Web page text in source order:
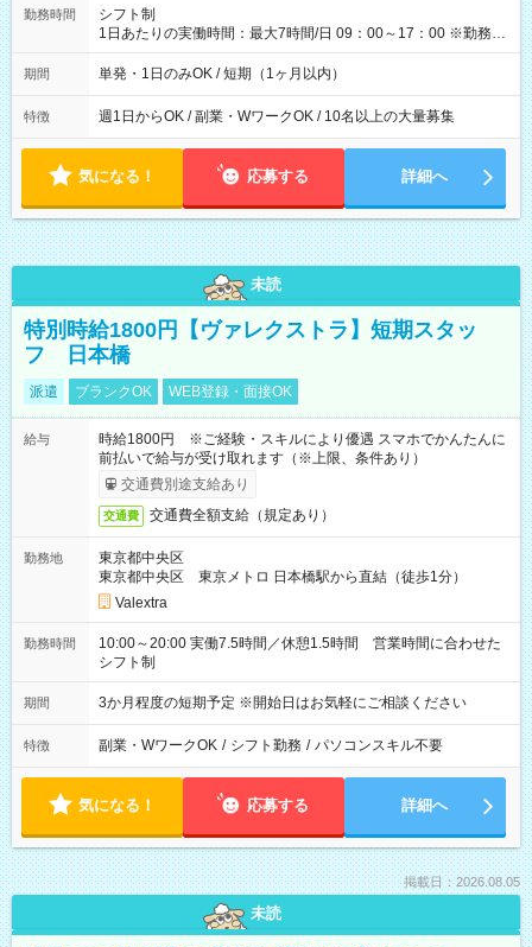
間】試用期間なし
勤務時間
シフト制
1日あたりの実働時間：最大7時間/日 09：00～17：00 ※勤務時
間は 試験により異なります。
期間 単発・1日のみOK / 短期（1ヶ月以内）
特徴 週1日からOK / 副業・WワークOK / 10名以上の大量募集
気になる！ 応募する 詳細へ
未読
特別時給1800円【ヴァレクストラ】短期スタッ
フ 日本橋
派遣 ブランクOK WEB登録・面接OK
給与
時給1800円 ※ご経験・スキルにより優遇 スマホでかんたんに
前払いで給与が受け取れます（※上限、条件あり）
交通費別途支給あり
交通費 交通費全額支給（規定あり）
勤務地
東京都中央区
東京都中央区 東京メトロ 日本橋駅から直結（徒歩1分）
Valextra
勤務時間
10:00～20:00 実働7.5時間／休憩1.5時間 営業時間に合わせた
シフト制
期間 3か月程度の短期予定 ※開始日はお気軽にご相談ください
特徴 副業・WワークOK / シフト勤務 / パソコンスキル不要
気になる！ 応募する 詳細へ
掲載日：2026.08.05
未読